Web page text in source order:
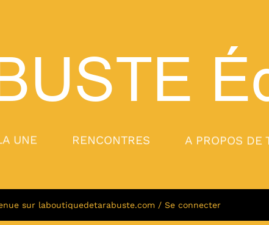
UNE RENCONTRES A PROPOS DE
sur laboutiquedetarabuste.com / Se connecter